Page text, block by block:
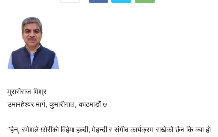
मुरारीराज मिश्र
उमामहेश्वर मार्ग, कुमारीगाल, काठमाडौं ७
“हैन, रमेशले छाेरीकाे विहेमा हल्दी, मेहन्दी र संगीत कार्यक्रम राखेको छैन कि क्या हाे